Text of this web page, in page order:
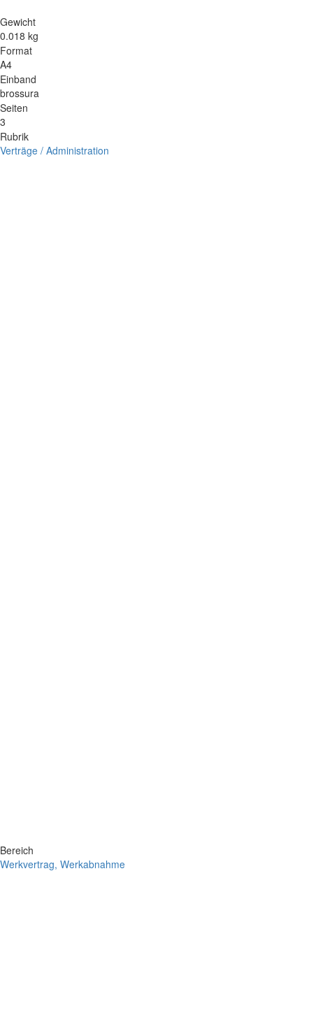
Gewicht
0.018 kg
Format
A4
Einband
brossura
Seiten
3
Rubrik
Verträge / Administration
Bereich
Werkvertrag, Werkabnahme